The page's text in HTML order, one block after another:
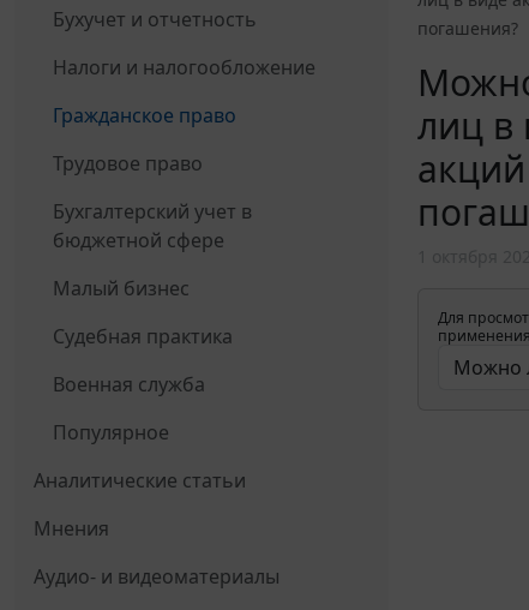
Бухучет и отчетность
Налоги и налогообложение
Гражданское право
Трудовое право
Бухгалтерский учет в
бюджетной сфере
Малый бизнес
Судебная практика
Военная служба
Популярное
Аналитические статьи
Мнения
Аудио- и видеоматериалы
погашения?
лиц в
Для